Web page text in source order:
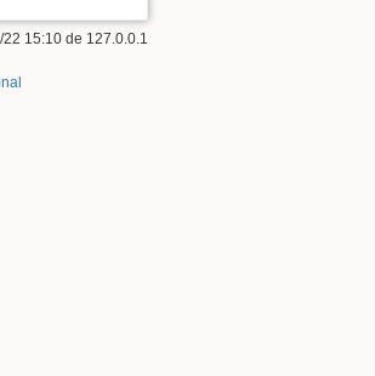
22 15:10 de 127.0.0.1